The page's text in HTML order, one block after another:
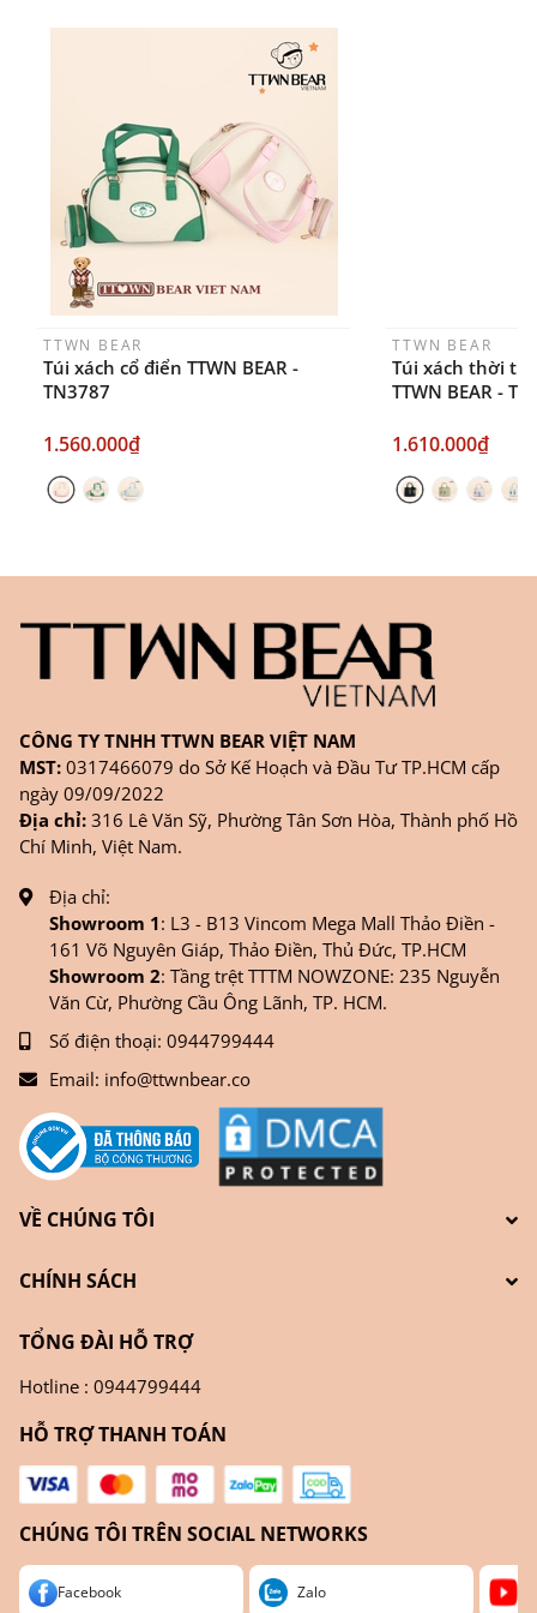
Thời gian nhận hàng: Đối với đơn hàng Online tại
TPHCM, sản phẩm sẽ được giao sớm nhất là 1
ngày sau khi đặt.
TTWN BEAR
Túi xách cổ điển TTWN BEAR -
TN3787
1.560.000₫
TTWN BEAR
Túi xách thời
TTWN BEAR -
1.610.000₫
CÔNG TY TNHH TTWN BEAR VIỆT NAM
MST: 0317466079 do Sở Kế Hoạch và Đầu Tư TP.HCM cấp
ngày 09/09/2022
Địa chỉ: 316 Lê Văn Sỹ, Phường Tân Sơn Hòa, Thành phố Hồ
Chí Minh, Việt Nam.
Địa chỉ:
Showroom 1: L3 - B13 Vincom Mega Mall Thảo Điền -
161 Võ Nguyên Giáp, Thảo Điền, Thủ Đức, TP.HCM
Showroom 2: Tầng trệt TTTM NOWZONE: 235 Nguyễn
Văn Cừ, Phường Cầu Ông Lãnh, TP. HCM.
Số điện thoại: 0944799444
Email: info@ttwnbear.co
VỀ CHÚNG TÔI
CHÍNH SÁCH
TỔNG ĐÀI HỖ TRỢ
Hotline : 0944799444
HỖ TRỢ THANH TOÁN
CHÚNG TÔI TRÊN SOCIAL NETWORKS
Facebook Zalo